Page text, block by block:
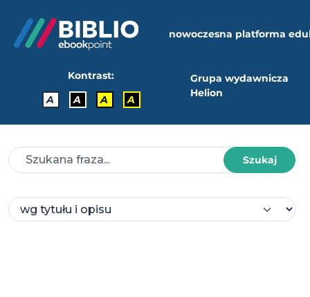
nowoczesna platforma
Kontrast:
A
A A A
Grupa wydawnicza
Helion
Szukaj